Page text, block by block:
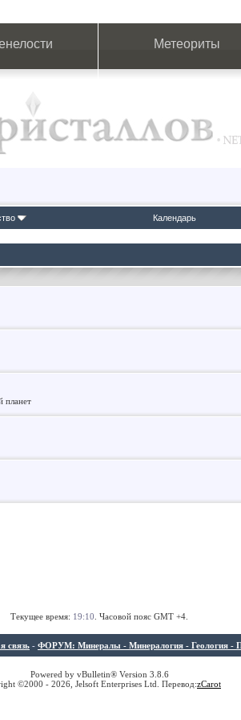
Метеориты
Календарь
планет
Текущее время: 19:10 . Часовой пояс GMT +4.
связь - ФОРУМ: Минералы - Минералогия - Геология -
Powered by vBulletin® Version 3.8.6
©2000 - 2026, Jelsoft Enterprises Ltd. Перевод:zCarot